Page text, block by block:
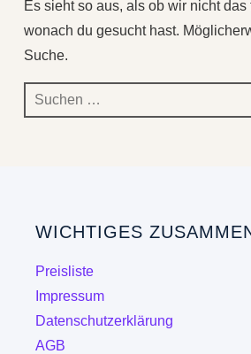
Es sieht so aus, als ob wir nicht das
wonach du gesucht hast.
Suche.
Suchen
nach:
WICHTIGES
Preisliste
Impressum
Datenschutzerklärung
AGB